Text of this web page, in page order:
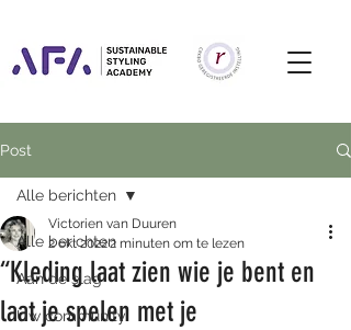
Post
Alle berichten
Aan de slag
Uw community
Alle berichten
“Kleding laat zien wie je bent en
laat je spelen met je
Victorien van Duuren
2 okt 20222 minuten om te lezen